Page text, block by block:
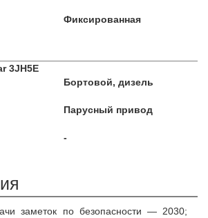
Фиксированная
3JH5E
Бортовой, дизель
Парусный привод
-
заметок по безопасности — 2030;